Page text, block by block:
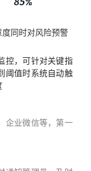
同时对风险预警
控，可针对关键指
阈值时系统自动触
企业微信等，第一